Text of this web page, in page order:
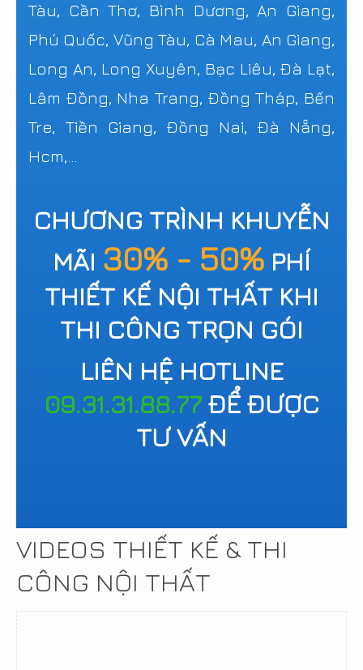
Tàu, Cần Thơ, Bình Dương, An Giang,
Phú Quốc, Vũng Tàu, Cà Mau, An Giang,
Long An, Long Xuyên, Bạc Liêu, Đà Lạt,
Lâm Đồng, Nha Trang, Đồng Tháp, Bến
Tre, Tiền Giang, Đồng Nai, Đà Nẵng,
Hcm,...
CHƯƠNG TRÌNH KHUYỄN
MÃI 30% - 50% PHÍ
THIẾT KẾ NỘI THẤT KHI
THI CÔNG TRỌN GÓI
LIÊN HỆ HOTLINE
09.31.31.88.77ĐỂ ĐƯỢC
TƯ VẤN
VIDEOS THIẾT KẾ & THI
CÔNG NỘI THẤT